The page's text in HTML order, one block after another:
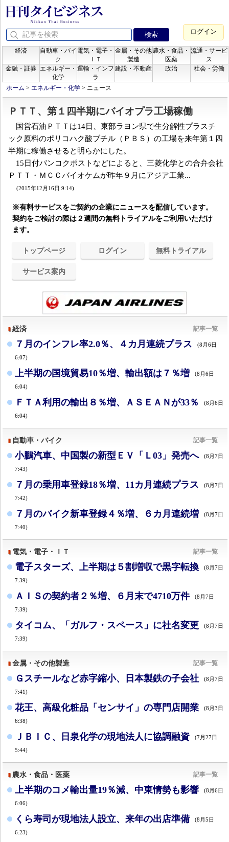
ログイン
経済
自動車・バイ
ク
電気・電子・
ＩＴ
金属・その他
製造
農水・食品・
医薬
流通・サービ
ス
金融・証券
エネルギー・
化学
運輸・インフ
ラ
建設・不動産 政治 社会・労働
ホーム > エネルギー・化学 > ニュース
ＰＴＴ、第１四半期にバイオプラ工場稼働
国営石油ＰＴＴは14日、東部ラヨン県で生分解性プラスチ
ック原料のポリコハク酸ブチル（ＰＢＳ）の工場を来年第１四
半期に稼働させると明らかにした。
15日付バンコクポストなどによると、三菱化学との合弁会社
ＰＴＴ・ＭＣＣバイオケムが昨年９月にアジア工業...
(2015年12月16日 9:14)
※有料サービスをご契約の企業にニュースを配信しています。
契約をご検討の際は２週間の無料トライアルをご利用いただけ
ます。
トップページ ログイン 無料トライアル
サービス案内
経済 記事一覧
７月のインフレ率2.0％、４カ月連続プラス (8月6日
6:07)
上半期の国境貿易10％増、輸出額は７％増 (8月6日
6:04)
ＦＴＡ利用の輸出８％増、ＡＳＥＡＮが33％ (8月6日
6:04)
自動車・バイク 記事一覧
小鵬汽車、中国製の新型ＥＶ「Ｌ03」発売へ (8月7日
7:43)
７月の乗用車登録18％増、11カ月連続プラス (8月7日
7:42)
７月のバイク新車登録４％増、６カ月連続増 (8月7日
7:40)
電気・電子・ＩＴ 記事一覧
電子スターズ、上半期は５割増収で黒字転換 (8月7日
7:39)
ＡＩＳの契約者２％増、６月末で4710万件 (8月7日
7:39)
タイコム、「ガルフ・スペース」に社名変更 (8月7日
7:39)
金属・その他製造 記事一覧
Ｇスチールなど赤字縮小、日本製鉄の子会社 (8月7日
7:41)
花王、高級化粧品「センサイ」の専門店開業 (8月3日
6:38)
ＪＢＩＣ、日泉化学の現地法人に協調融資 (7月27日
5:44)
農水・食品・医薬 記事一覧
上半期のコメ輸出量19％減、中東情勢も影響 (8月6日
6:06)
くら寿司が現地法人設立、来年の出店準備 (8月5日
6:23)